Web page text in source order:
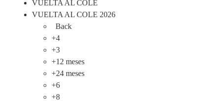
VUELTA AL COLE
VUELTA AL COLE 2026
Back
+4
+3
+12 meses
+24 meses
+6
+8